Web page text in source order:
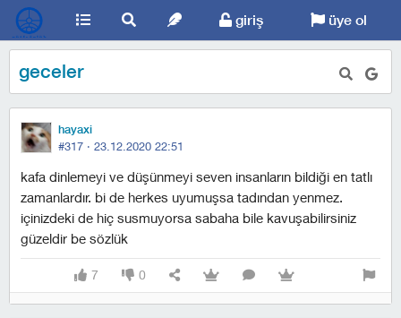
giriş üye ol
geceler
hayaxi
#317 · 23.12.2020 22:51
kafa dinlemeyi ve düşünmeyi seven insanların bildiği en tatlı
zamanlardır. bi de herkes uyumuşsa tadından yenmez.
içinizdeki de hiç susmuyorsa sabaha bile kavuşabilirsiniz
güzeldir be sözlük
7 0